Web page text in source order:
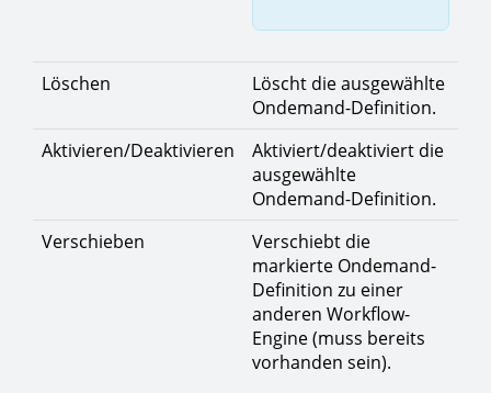
Löschen
Löscht die ausgewählte
Ondemand-Definition.
Aktivieren/Deaktivieren
Aktiviert/deaktiviert die
ausgewählte
Ondemand-Definition.
Verschieben
Verschiebt die
markierte Ondemand-
Definition zu einer
anderen Workflow-
Engine (muss bereits
vorhanden sein).